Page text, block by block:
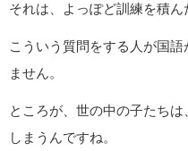
それは、よっぽど訓練を積ん
こういう質問をする人が国
ません。
ところが、世の中の子たち
しまうんですね。